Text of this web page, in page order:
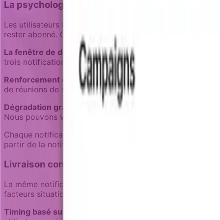
La psychologie de la prévention du
Les utilisateurs ne se réveillent pas en planifiant de
rester abonné. Comprendre ce processus de décision
La fenêtre de deux semaines :La plupart des
trois notifications non pertinentes en succession rapide,
Renforcement de valeur :
Incluez des rappels de valeur
de réunions de statut à votre équipe ». Un email de
Dégradation gracieuse :
Lorsque les utilisateurs
Nous pouvons vous passer aux résumés
Chaque notification devrait répondre à la question
partir de la notification elle-même, sans nécessiter
Livraison contextuelle : bon message, bon
La même notification peut sembler essentielle ou
facteurs situationnels.
Timing basé sur l'activité :
N'envoyez pas de conseils